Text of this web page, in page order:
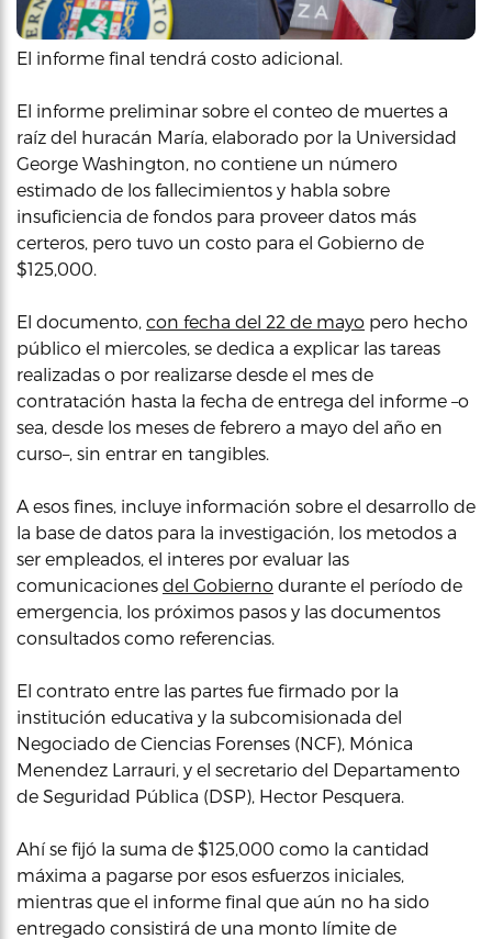
El informe final tendrá costo adicional.
El informe preliminar sobre el conteo de muertes a
raíz del huracán María, elaborado por la Universidad
George Washington, no contiene un número
estimado de los fallecimientos y habla sobre
insuficiencia de fondos para proveer datos más
certeros, pero tuvo un costo para el Gobierno de
$125,000.
El documento, con fecha del 22 de mayo pero hecho
público el miercoles, se dedica a explicar las tareas
realizadas o por realizarse desde el mes de
contratación hasta la fecha de entrega del informe –o
sea, desde los meses de febrero a mayo del año en
curso–, sin entrar en tangibles.
A esos fines, incluye información sobre el desarrollo de
la base de datos para la investigación, los metodos a
ser empleados, el interes por evaluar las
comunicaciones del Gobierno durante el período de
emergencia, los próximos pasos y las documentos
consultados como referencias.
El contrato entre las partes fue firmado por la
institución educativa y la subcomisionada del
Negociado de Ciencias Forenses (NCF), Mónica
Menendez Larrauri, y el secretario del Departamento
de Seguridad Pública (DSP), Hector Pesquera.
Ahí se fijó la suma de $125,000 como la cantidad
máxima a pagarse por esos esfuerzos iniciales,
mientras que el informe final que aún no ha sido
entregado consistirá de una monto límite de